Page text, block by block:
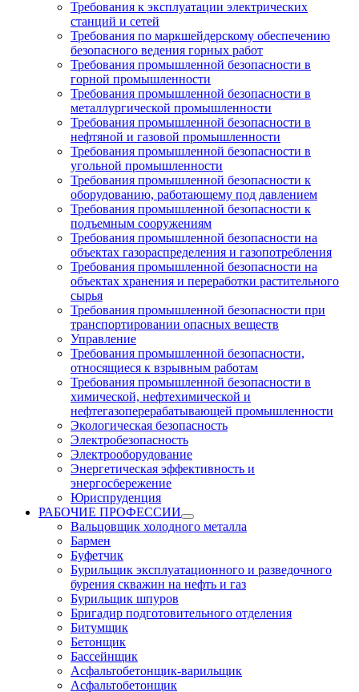
Требования к эксплуатации электрических
станций и сетей
Требования по маркшейдерскому обеспечению
безопасного ведения горных работ
Требования промышленной безопасности в
горной промышленности
Требования промышленной безопасности в
металлургической промышленности
Требования промышленной безопасности в
нефтяной и газовой промышленности
Требования промышленной безопасности в
угольной промышленности
Требования промышленной безопасности к
оборудованию, работающему под давлением
Требования промышленной безопасности к
подъемным сооружениям
Требования промышленной безопасности на
объектах газораспределения и газопотребления
Требования промышленной безопасности на
объектах хранения и переработки растительного
сырья
Требования промышленной безопасности при
транспортировании опасных веществ
Управление
Требования промышленной безопасности,
относящиеся к взрывным работам
Требования промышленной безопасности в
химической, нефтехимической и
нефтегазоперерабатывающей промышленности
Экологическая безопасность
Электробезопасность
Электрооборудование
Энергетическая эффективность и
энергосбережение
Юриспруденция
РАБОЧИЕ ПРОФЕССИИ
Вальцовщик холодного металла
Бармен
Буфетчик
Бурильщик эксплуатационного и разведочного
бурения скважин на нефть и газ
Бурильщик шпуров
Бригадир подготовительного отделения
Битумщик
Бетонщик
Бассейнщик
Асфальтобетонщик-варильщик
Асфальтобетонщик